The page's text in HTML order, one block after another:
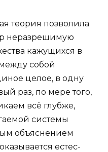
теория позволила
неразрешимую
кажущихся в
собой
целое, в одну
раз, по мере того,
всё глубже,
системы
объясне­нием
естес­